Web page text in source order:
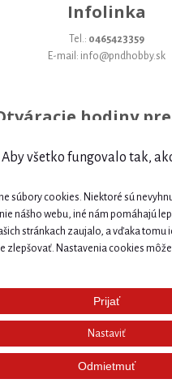
Aby všetko fungovalo tak,
súbory cookies. Niektoré sú
nášho webu, iné nám pomáhajú
stránkach zaujalo, a vďaka tomu
zlepšovať. Nastavenia cookies
Prijať
Nastaviť
Odmietmuť
Infolinka
Tel.: 0465423359
E-mail: info@pndhobby.sk
hodiny
Streda 09-17
Štvrtok 09-17
Sobota 09-12
Nedeľa Zatvorené
E-bicykle a Servis Prievidza •NextShop&e-
cena .
nižšiu cenu e-biku? Prekonáme
a získajte ešte lepšiu cenu.